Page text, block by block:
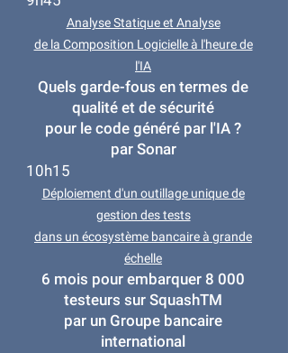
Analyse Statique et Analyse
de la Composition Logicielle à l'heure de
l'IA
Quels garde-fous en termes de
qualité et de sécurité
pour le code généré par l'IA ?
par Sonar
10h15
Déploiement d'un outillage unique de
gestion des tests
dans un écosystème bancaire à grande
échelle
6 mois pour embarquer 8 000
testeurs sur SquashTM
par un Groupe bancaire
international